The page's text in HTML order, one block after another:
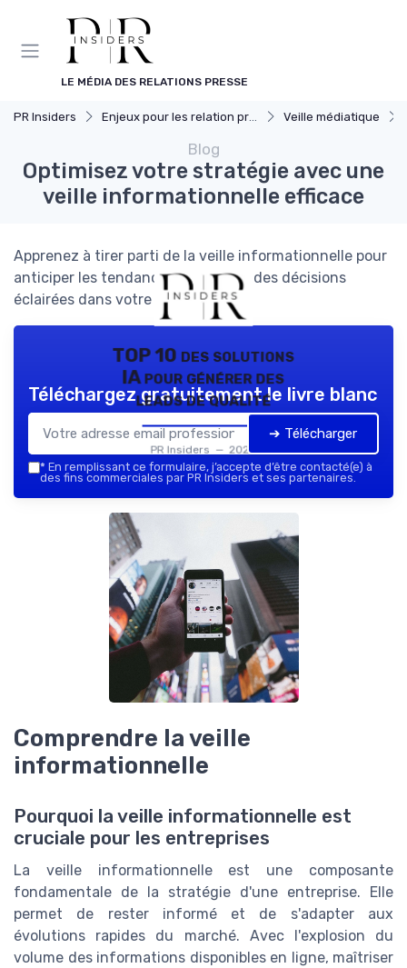
LE MÉDIA DES RELATIONS PRESSE
PR Insiders Enjeux pour les relation presse Veille médiatique
Blog
Optimisez votre stratégie avec une
veille informationnelle efficace
Apprenez à tirer parti de la veille informationnelle pour
anticiper les tendances et prendre des décisions
éclairées dans votre entreprise.
TOP 10 des solutions
IA pour générer des
leads de qualité
PR Insiders — 2026
Téléchargez gratuitement le livre blanc
➔ Télécharger
* En remplissant ce formulaire, j’accepte d’être contacté(e) à
des fins commerciales par PR Insiders et ses partenaires.
Comprendre la veille
informationnelle
Pourquoi la veille informationnelle est
cruciale pour les entreprises
La veille informationnelle est une composante
fondamentale de la stratégie d'une entreprise. Elle
permet de rester informé et de s'adapter aux
évolutions rapides du marché. Avec l'explosion du
volume des informations disponibles en ligne, maîtriser